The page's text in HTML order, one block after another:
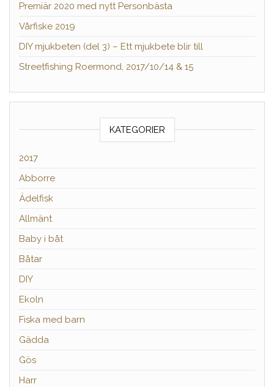
Premiär 2020 med nytt Personbästa
Vårfiske 2019
DIY mjukbeten (del 3) – Ett mjukbete blir till
Streetfishing Roermond, 2017/10/14 & 15
KATEGORIER
2017
Abborre
Ädelfisk
Allmänt
Baby i båt
Båtar
DIY
Ekoln
Fiska med barn
Gädda
Gös
Harr